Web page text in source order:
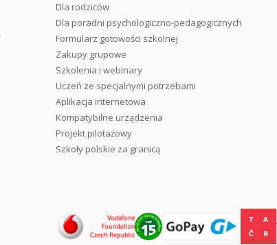
Dla rodziców
Dla poradni psychologiczno-pedagogicznych
Formularz gotowości szkolnej
Zakupy grupowe
Szkolenia i webinary
Uczeń ze specjalnymi potrzebami
Aplikacja internetowa
Kompatybilne urządzenia
Projekt pilotażowy
Szkoły polskie za granicą